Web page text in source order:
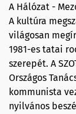
A Hálózat -
A kultúra
világosan
1981-es tatai
szerepét. A
Országos
kommunista
nyilvános